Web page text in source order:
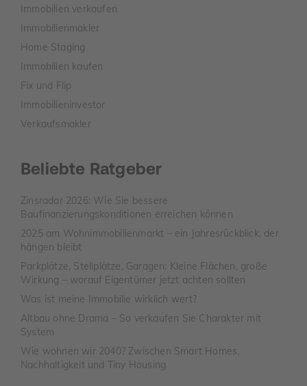
Immobilien verkaufen
Immobilienmakler
Home Staging
Immobilien kaufen
Fix und Flip
Immobilieninvestor
Verkaufsmakler
Beliebte Ratgeber
Zinsradar 2026: Wie Sie bessere
Baufinanzierungskonditionen erreichen können
2025 am Wohnimmobilienmarkt – ein Jahresrückblick, der
hängen bleibt
Parkplätze, Stellplätze, Garagen: Kleine Flächen, große
Wirkung – worauf Eigentümer jetzt achten sollten
Was ist meine Immobilie wirklich wert?
Altbau ohne Drama – So verkaufen Sie Charakter mit
System
Wie wohnen wir 2040? Zwischen Smart Homes,
Nachhaltigkeit und Tiny Housing